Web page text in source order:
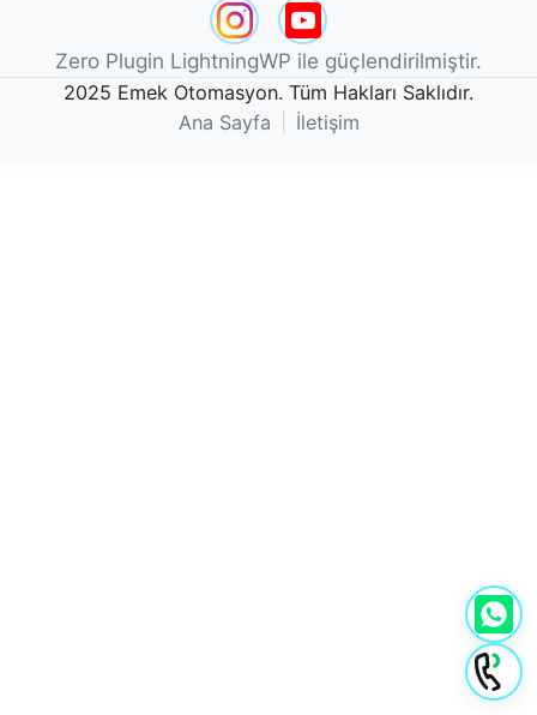
Zero Plugin LightningWP ile güçlendirilmiştir.
2025 Emek Otomasyon. Tüm Hakları Saklıdır.
Ana Sayfa
İletişim